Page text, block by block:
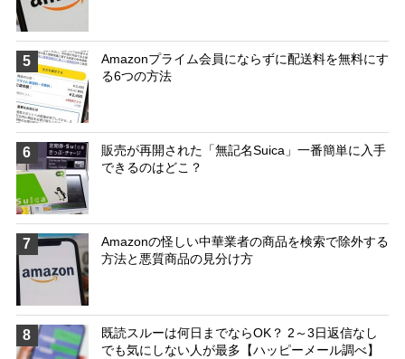
5
Amazonプライム会員にならずに配送料を無料にす
る6つの方法
6
販売が再開された「無記名Suica」一番簡単に入手
できるのはどこ？
7
Amazonの怪しい中華業者の商品を検索で除外する
方法と悪質商品の見分け方
8
既読スルーは何日までならOK？ 2～3日返信なし
でも気にしない人が最多【ハッピーメール調べ】